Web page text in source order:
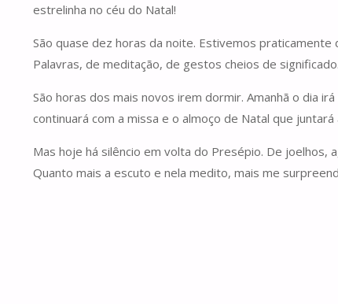
estrelinha no céu do Natal!
São quase dez horas da noite. Estivemos
Palavras, de meditação, de gestos cheios de
São horas dos mais novos irem dormir. Amanhã o dia
continuará com a missa e o almoço de Natal que
Mas hoje há silêncio em volta do Presépio. De joelhos,
Quanto mais a escuto e nela medito, mais me